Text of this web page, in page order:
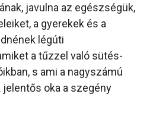
javulna az egészségük,
a gyerekek és a
légúti
a tűzzel való sütés-
s ami a nagyszámú
oka a szegény